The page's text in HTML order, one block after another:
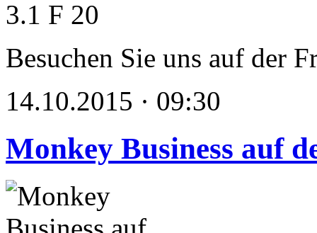
Besuchen Sie uns auf der
14.10.2015 · 09:30
Monkey Business auf